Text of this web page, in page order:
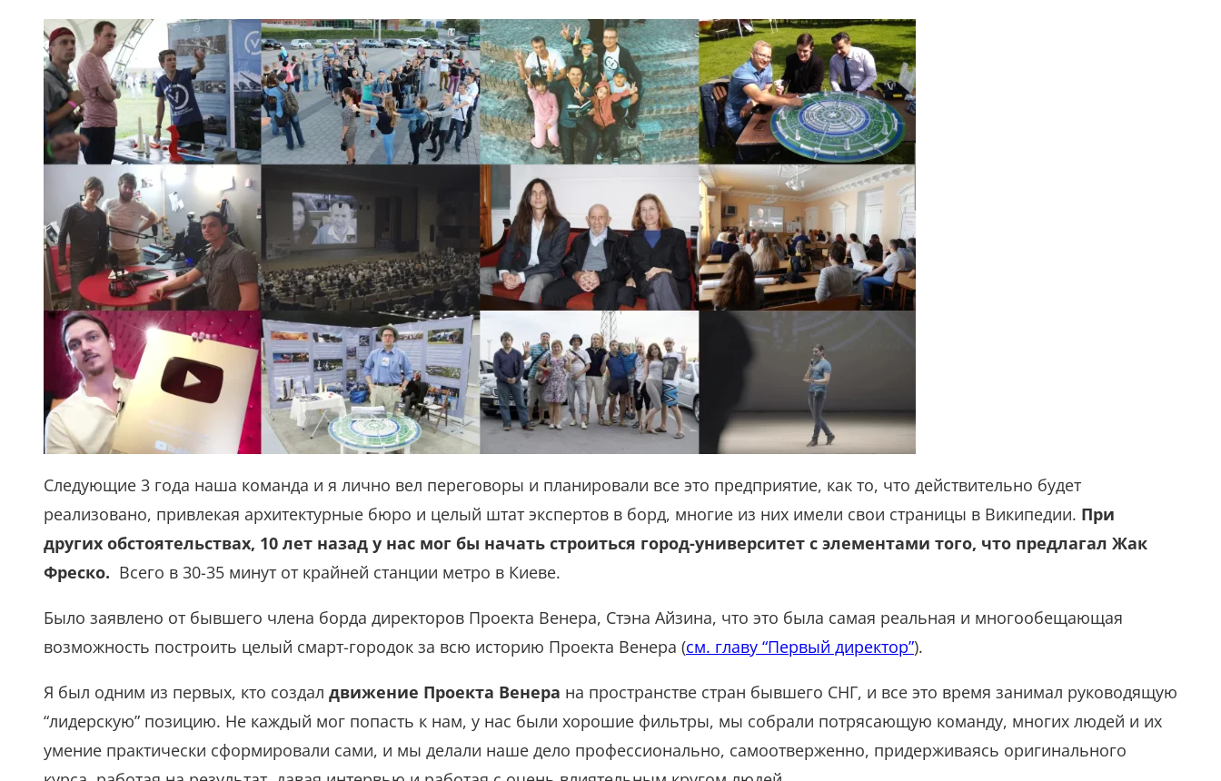
Следующие 3 года наша команда и я лично вел переговоры и планировали все это предприятие, как то, что действительно будет
реализовано, привлекая архитектурные бюро и целый штат экспертов в борд, многие из них имели свои страницы в Википедии. При
других обстоятельствах, 10 лет назад у нас мог бы начать строиться город-университет с элементами того, что предлагал Жак
Фреско. Всего в 30-35 минут от крайней станции метро в Киеве.
Было заявлено от бывшего члена борда директоров Проекта Венера, Стэна Айзина, что это была самая реальная и многообещающая
возможность построить целый смарт-городок за всю историю Проекта Венера (см. главу “Первый директор”).
Я был одним из первых, кто создал движение Проекта Венера на пространстве стран бывшего СНГ, и все это время занимал руководящую
“лидерскую” позицию. Не каждый мог попасть к нам, у нас были хорошие фильтры, мы собрали потрясающую команду, многих людей и их
умение практически сформировали сами, и мы делали наше дело профессионально, самоотверженно, придерживаясь оригинального